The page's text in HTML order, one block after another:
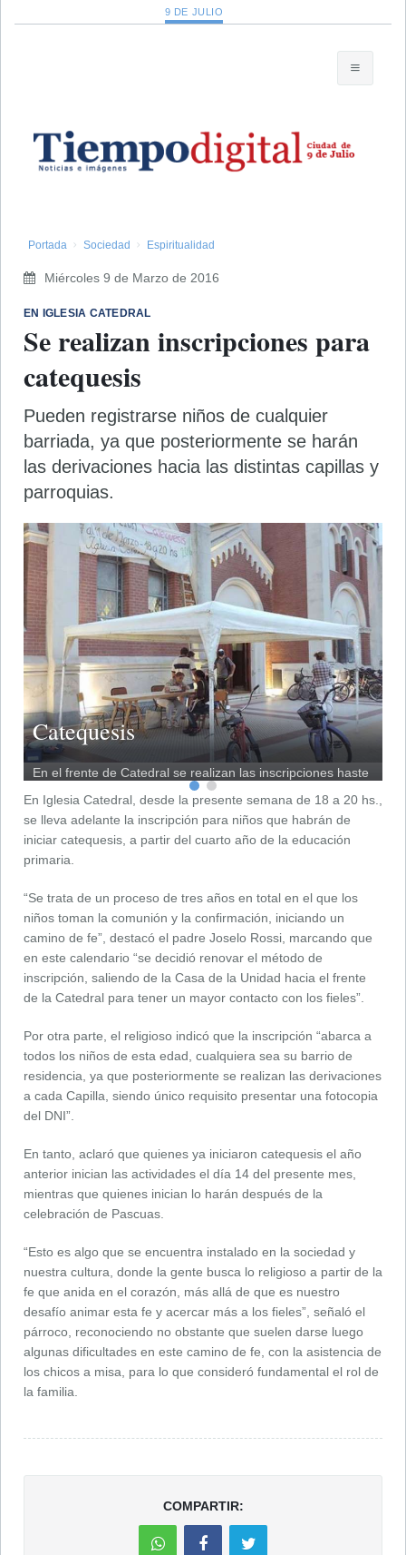
9 DE JULIO
Portada Sociedad Espiritualidad
Miércoles 9 de Marzo de 2016
EN IGLESIA CATEDRAL
Se realizan inscripciones para
catequesis
Pueden registrarse niños de cualquier
barriada, ya que posteriormente se harán
las derivaciones hacia las distintas capillas y
parroquias.
Catequesis
En el frente de Catedral se realizan las inscripciones haste
este próximo viernes.
En Iglesia Catedral, desde la presente semana de 18 a 20 hs.,
se lleva adelante la inscripción para niños que habrán de
iniciar catequesis, a partir del cuarto año de la educación
primaria.
“Se trata de un proceso de tres años en total en el que los
niños toman la comunión y la confirmación, iniciando un
camino de fe”, destacó el padre Joselo Rossi, marcando que
en este calendario “se decidió renovar el método de
inscripción, saliendo de la Casa de la Unidad hacia el frente
de la Catedral para tener un mayor contacto con los fieles”.
Por otra parte, el religioso indicó que la inscripción “abarca a
todos los niños de esta edad, cualquiera sea su barrio de
residencia, ya que posteriormente se realizan las derivaciones
a cada Capilla, siendo único requisito presentar una fotocopia
del DNI”.
En tanto, aclaró que quienes ya iniciaron catequesis el año
anterior inician las actividades el día 14 del presente mes,
mientras que quienes inician lo harán después de la
celebración de Pascuas.
“Esto es algo que se encuentra instalado en la sociedad y
nuestra cultura, donde la gente busca lo religioso a partir de la
fe que anida en el corazón, más allá de que es nuestro
desafío animar esta fe y acercar más a los fieles”, señaló el
párroco, reconociendo no obstante que suelen darse luego
algunas dificultades en este camino de fe, con la asistencia de
los chicos a misa, para lo que consideró fundamental el rol de
la familia.
COMPARTIR: